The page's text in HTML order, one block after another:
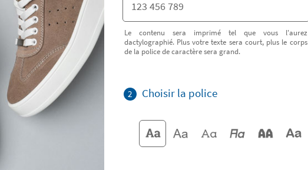
Le contenu sera imprimé tel que vous l'aurez
dactylographié. Plus votre texte sera court, plus le corps
de la police de caractère sera grand.
2 Choisir la police